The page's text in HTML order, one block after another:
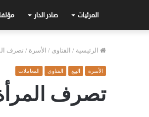
المرئيات صادر الدار
الرئيسية / الفتاوى / الأسرة / تصرف
الأسرة البيع الفتاوى المعاملات
تصرف